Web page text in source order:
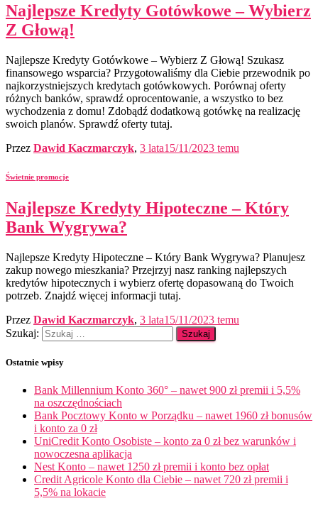
Najlepsze Kredyty Gotówkowe – Wybierz
Z Głową!
Najlepsze Kredyty Gotówkowe – Wybierz Z Głową! Szukasz
finansowego wsparcia? Przygotowaliśmy dla Ciebie przewodnik po
najkorzystniejszych kredytach gotówkowych. Porównaj oferty
różnych banków, sprawdź oprocentowanie, a wszystko to bez
wychodzenia z domu! Zdobądź dodatkową gotówkę na realizację
swoich planów. Sprawdź oferty tutaj.
Przez Dawid Kaczmarczyk, 3 lata15/11/2023 temu
Świetnie promocje
Najlepsze Kredyty Hipoteczne – Który
Bank Wygrywa?
Najlepsze Kredyty Hipoteczne – Który Bank Wygrywa? Planujesz
zakup nowego mieszkania? Przejrzyj nasz ranking najlepszych
kredytów hipotecznych i wybierz ofertę dopasowaną do Twoich
potrzeb. Znajdź więcej informacji tutaj.
Przez Dawid Kaczmarczyk, 3 lata15/11/2023 temu
Szukaj:
Ostatnie wpisy
Bank Millennium Konto 360° – nawet 900 zł premii i 5,5%
na oszczędnościach
Bank Pocztowy Konto w Porządku – nawet 1960 zł bonusów
i konto za 0 zł
UniCredit Konto Osobiste – konto za 0 zł bez warunków i
nowoczesna aplikacja
Nest Konto – nawet 1250 zł premii i konto bez opłat
Credit Agricole Konto dla Ciebie – nawet 720 zł premii i
5,5% na lokacie